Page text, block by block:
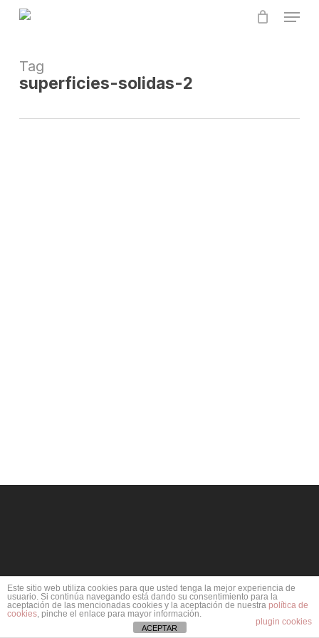
Skip
Menu
Tag
superficies-solidas-2
© 2026 Bugatool.
Este sitio web utiliza cookies para que usted tenga la mejor experiencia de
usuario. Si continúa navegando está dando su consentimiento para la
aceptación de las mencionadas cookies y la aceptación de nuestra política de
cookies, pinche el enlace para mayor información.
plugin cookies
ACEPTAR